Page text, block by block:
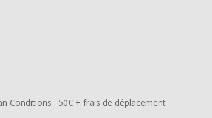
Conditions : 50€ + frais de déplacement